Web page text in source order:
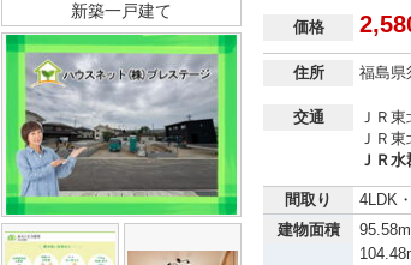
新築一戸建て
価格
住所 福島県
交通
ＪＲ
ＪＲ
ＪＲ
間取り
4LDK
建物面積
95.58m